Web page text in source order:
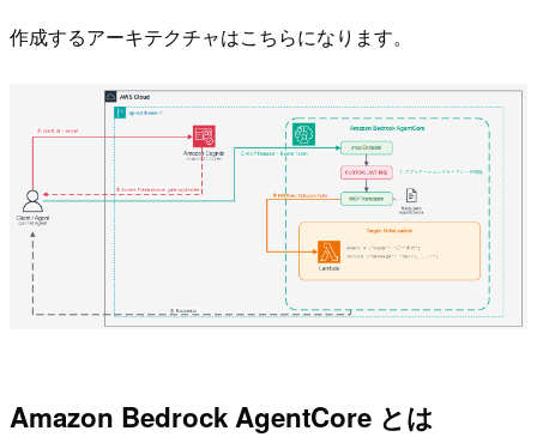
作成するアーキテクチャはこちらになります。
Amazon Bedrock AgentCore とは